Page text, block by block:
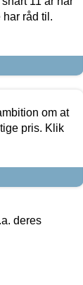
råd til.
om at
pris. Klik
deres